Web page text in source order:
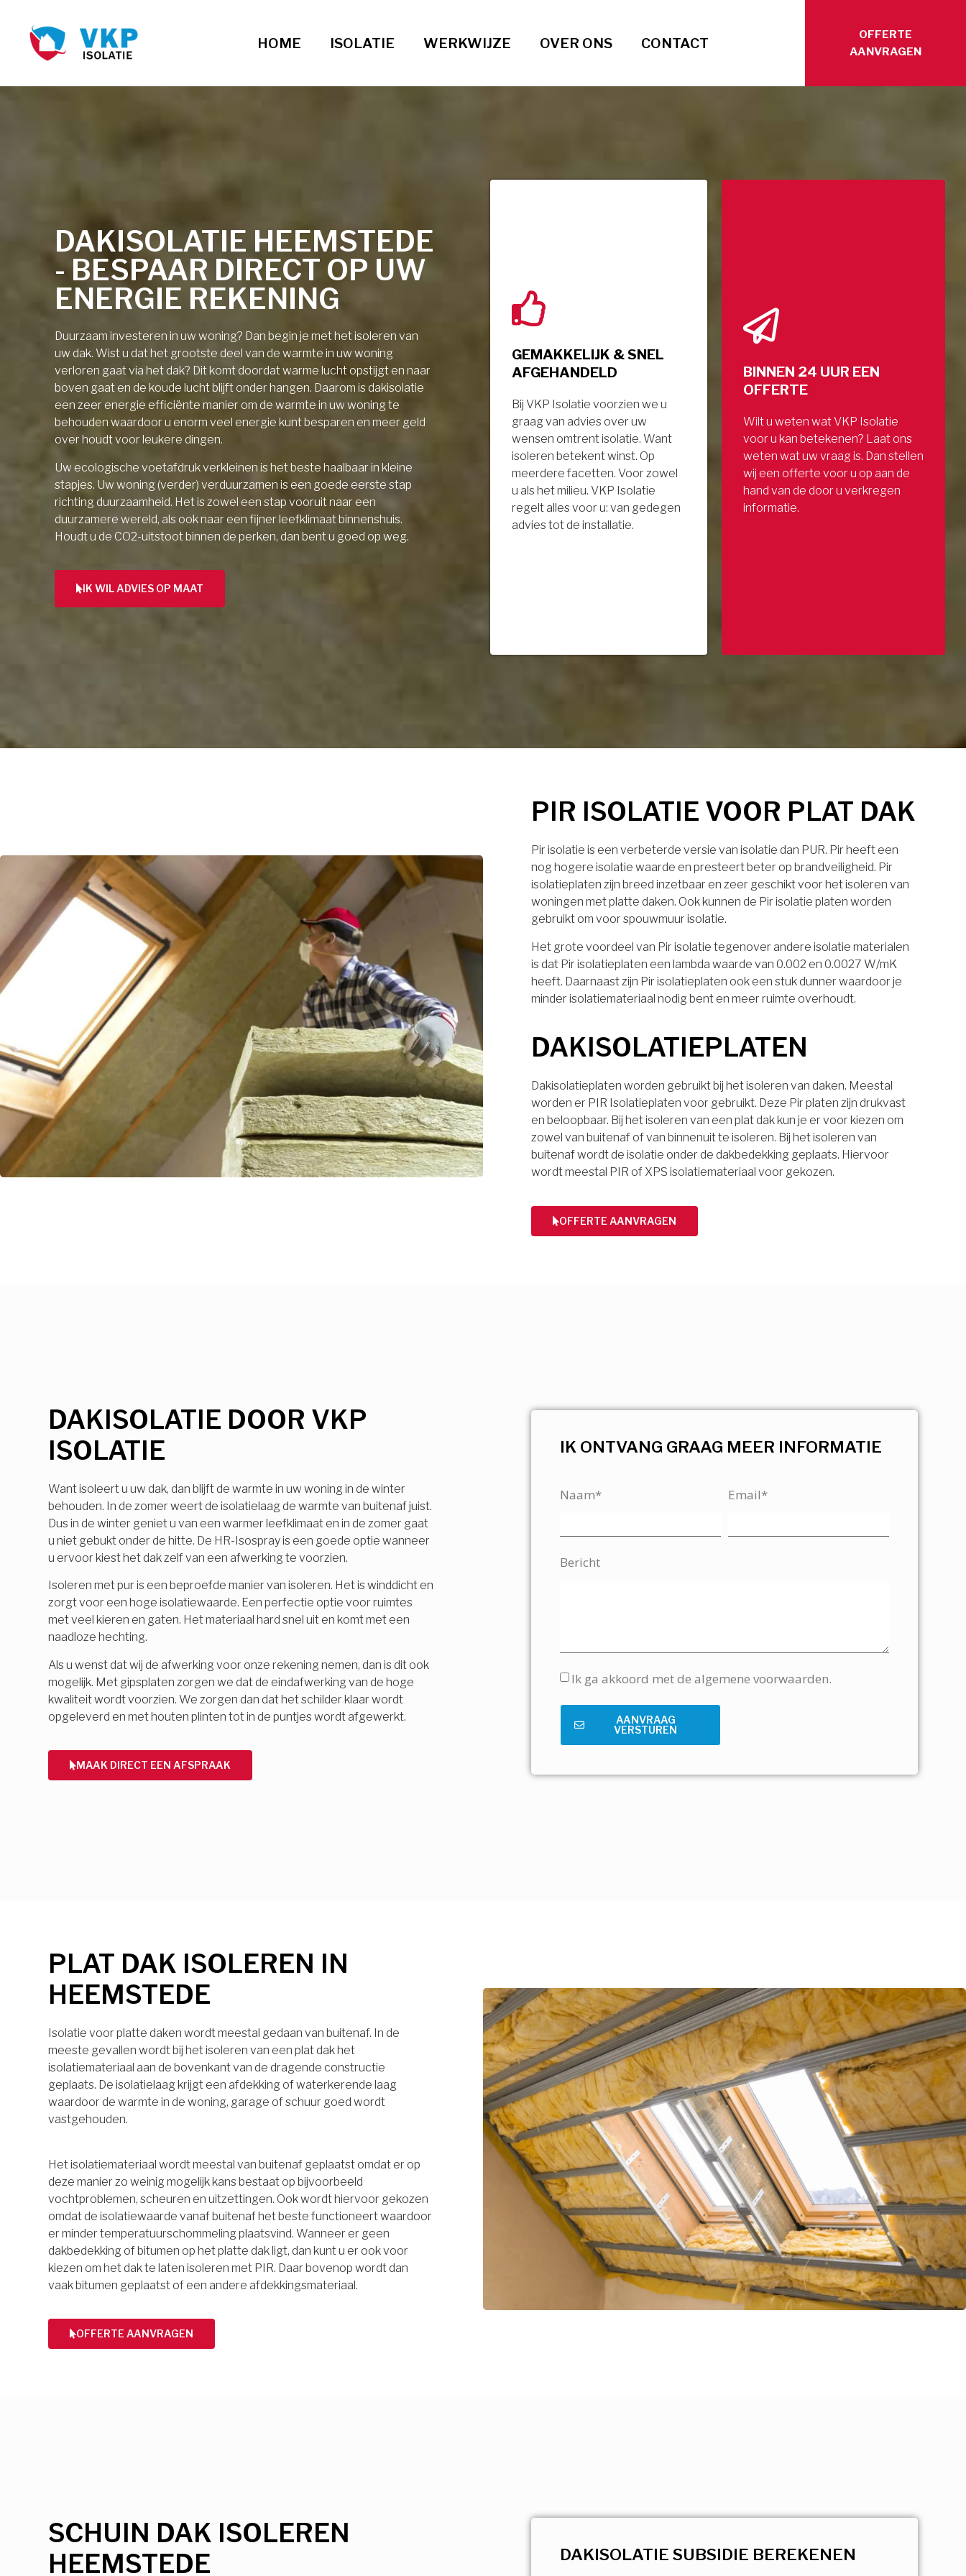
HOME ISOLATIE WERKWIJZE OVER ONS CONTACT
OFFERTE
AANVRAGEN
DAKISOLATIE HEEMSTEDE
- BESPAAR DIRECT OP UW
ENERGIE REKENING
Duurzaam investeren in uw woning? Dan begin je met het isoleren van
uw dak. Wist u dat het grootste deel van de warmte in uw woning
verloren gaat via het dak? Dit komt doordat warme lucht opstijgt en naar
boven gaat en de koude lucht blijft onder hangen. Daarom is dakisolatie
een zeer energie efficiënte manier om de warmte in uw woning te
behouden waardoor u enorm veel energie kunt besparen en meer geld
over houdt voor leukere dingen.
Uw ecologische voetafdruk verkleinen is het beste haalbaar in kleine
stapjes. Uw woning (verder) verduurzamen is een goede eerste stap
richting duurzaamheid. Het is zowel een stap vooruit naar een
duurzamere wereld, als ook naar een fijner leefklimaat binnenshuis.
Houdt u de CO2-uitstoot binnen de perken, dan bent u goed op weg.
IK WIL ADVIES OP MAAT
GEMAKKELIJK & SNEL
AFGEHANDELD
Bij VKP Isolatie voorzien we u
graag van advies over uw
wensen omtrent isolatie. Want
isoleren betekent winst. Op
meerdere facetten. Voor zowel
u als het milieu. VKP Isolatie
regelt alles voor u: van gedegen
advies tot de installatie.
BINNEN 24 UUR EEN
OFFERTE
Wilt u weten wat VKP Isolatie
voor u kan betekenen? Laat ons
weten wat uw vraag is. Dan stellen
wij een offerte voor u op aan de
hand van de door u verkregen
informatie.
PIR ISOLATIE VOOR PLAT DAK
Pir isolatie is een verbeterde versie van isolatie dan PUR. Pir heeft een
nog hogere isolatie waarde en presteert beter op brandveiligheid. Pir
isolatieplaten zijn breed inzetbaar en zeer geschikt voor het isoleren van
woningen met platte daken. Ook kunnen de Pir isolatie platen worden
gebruikt om voor spouwmuur isolatie.
Het grote voordeel van Pir isolatie tegenover andere isolatie materialen
is dat Pir isolatieplaten een lambda waarde van 0.002 en 0.0027 W/mK
heeft. Daarnaast zijn Pir isolatieplaten ook een stuk dunner waardoor je
minder isolatiemateriaal nodig bent en meer ruimte overhoudt.
DAKISOLATIEPLATEN
Dakisolatieplaten worden gebruikt bij het isoleren van daken. Meestal
worden er PIR Isolatieplaten voor gebruikt. Deze Pir platen zijn drukvast
en beloopbaar. Bij het isoleren van een plat dak kun je er voor kiezen om
zowel van buitenaf of van binnenuit te isoleren. Bij het isoleren van
buitenaf wordt de isolatie onder de dakbedekking geplaats. Hiervoor
wordt meestal PIR of XPS isolatiemateriaal voor gekozen.
OFFERTE AANVRAGEN
DAKISOLATIE DOOR VKP
ISOLATIE
Want isoleert u uw dak, dan blijft de warmte in uw woning in de winter
behouden. In de zomer weert de isolatielaag de warmte van buitenaf juist.
Dus in de winter geniet u van een warmer leefklimaat en in de zomer gaat
u niet gebukt onder de hitte. De HR-Isospray is een goede optie wanneer
u ervoor kiest het dak zelf van een afwerking te voorzien.
Isoleren met pur is een beproefde manier van isoleren. Het is winddicht en
zorgt voor een hoge isolatiewaarde. Een perfectie optie voor ruimtes
met veel kieren en gaten. Het materiaal hard snel uit en komt met een
naadloze hechting.
Als u wenst dat wij de afwerking voor onze rekening nemen, dan is dit ook
mogelijk. Met gipsplaten zorgen we dat de eindafwerking van de hoge
kwaliteit wordt voorzien. We zorgen dan dat het schilder klaar wordt
opgeleverd en met houten plinten tot in de puntjes wordt afgewerkt.
MAAK DIRECT EEN AFSPRAAK
IK ONTVANG GRAAG MEER INFORMATIE
Naam* Email*
Bericht
Ik ga akkoord met de algemene voorwaarden.
AANVRAAG
VERSTUREN
PLAT DAK ISOLEREN IN
HEEMSTEDE
Isolatie voor platte daken wordt meestal gedaan van buitenaf. In de
meeste gevallen wordt bij het isoleren van een plat dak het
isolatiemateriaal aan de bovenkant van de dragende constructie
geplaats. De isolatielaag krijgt een afdekking of waterkerende laag
waardoor de warmte in de woning, garage of schuur goed wordt
vastgehouden.
Het isolatiemateriaal wordt meestal van buitenaf geplaatst omdat er op
deze manier zo weinig mogelijk kans bestaat op bijvoorbeeld
vochtproblemen, scheuren en uitzettingen. Ook wordt hiervoor gekozen
omdat de isolatiewaarde vanaf buitenaf het beste functioneert waardoor
er minder temperatuurschommeling plaatsvind. Wanneer er geen
dakbedekking of bitumen op het platte dak ligt, dan kunt u er ook voor
kiezen om het dak te laten isoleren met PIR. Daar bovenop wordt dan
vaak bitumen geplaatst of een andere afdekkingsmateriaal.
OFFERTE AANVRAGEN
SCHUIN DAK ISOLEREN
HEEMSTEDE
DAKISOLATIE SUBSIDIE BEREKENEN